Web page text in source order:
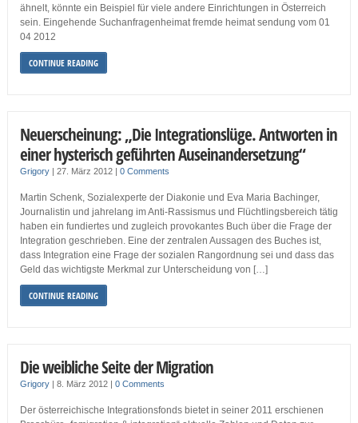
ähnelt, könnte ein Beispiel für viele andere Einrichtungen in Österreich
sein. Eingehende Suchanfragenheimat fremde heimat sendung vom 01
04 2012
CONTINUE READING
Neuerscheinung: „Die Integrationslüge. Antworten in
einer hysterisch geführten Auseinandersetzung“
Grigory| 27. März 2012 | 0 Comments
Martin Schenk, Sozialexperte der Diakonie und Eva Maria Bachinger,
Journalistin und jahrelang im Anti-Rassismus und Flüchtlingsbereich tätig
haben ein fundiertes und zugleich provokantes Buch über die Frage der
Integration geschrieben. Eine der zentralen Aussagen des Buches ist,
dass Integration eine Frage der sozialen Rangordnung sei und dass das
Geld das wichtigste Merkmal zur Unterscheidung von […]
CONTINUE READING
Die weibliche Seite der Migration
Grigory| 8. März 2012 | 0 Comments
Der österreichische Integrationsfonds bietet in seiner 2011 erschienen